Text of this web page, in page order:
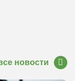
новости